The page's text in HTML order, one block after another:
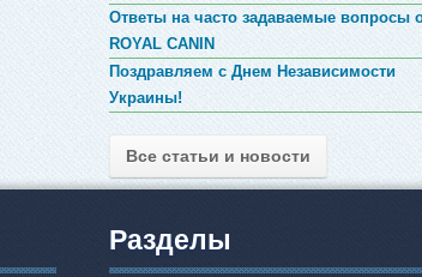
Ответы на часто задаваемые вопросы
ROYAL CANIN
Поздравляем с Днем Независимости
Украины!
Все статьи и новости
Разделы